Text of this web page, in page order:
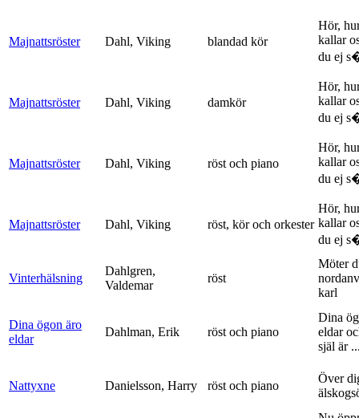
Majnattsröster Dahl, Viking blandad kör
Hör,
kallar
du ej
Majnattsröster Dahl, Viking damkör
Hör,
kallar
du ej
Majnattsröster Dahl, Viking röst och piano
Hör,
kallar
du ej
Majnattsröster Dahl, Viking röst, kör och orkester
Hör,
kallar
du ej
Vinterhälsning
Dahlgren,
Valdemar
röst
Möter
karl
Dina ögon äro
eldar
Dahlman, Erik röst och piano
Dina
eldar
själ är
Nattyxne Danielsson, Harry röst och piano
Över